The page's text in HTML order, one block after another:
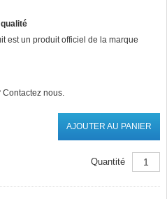
est un produit officiel de la marque
Contactez nous.
AJOUTER AU PANIER
Quantité